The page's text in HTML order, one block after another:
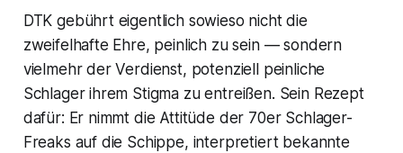
DTK gebührt eigentlich sowieso nicht die
zweifelhafte Ehre, peinlich zu sein — sondern
vielmehr der Verdienst, potenziell peinliche
Schlager ihrem Stigma zu entreißen. Sein Rezept
dafür: Er nimmt die Attitüde der 70er Schlager-
Freaks auf die Schippe, interpretiert bekannte